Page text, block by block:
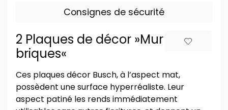
Consignes de sécurité
2 Plaques de décor »Mur de
briques«
Ces plaques décor Busch, à l’aspect mat,
possèdent une surface hyperréaliste. Leur
aspect patiné les rends immédiatement